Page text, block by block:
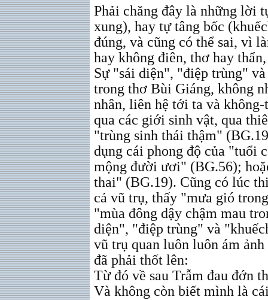
Phải chăng đây là những lời
xung), hay tự tâng bốc
đúng, và cũng có thể sai, vì
hay không điên, thơ hay
Sự "sái diện", "điệp trùng"
trong thơ Bùi Giáng, không
nhân, liên hệ tới ta và
qua các giới sinh vật, qua
"trùng sinh thái thậm"
dụng cái phong độ của "tuổi
mộng đười ươi" (BG.56);
thai" (BG.19). Cũng có lúc
cả vũ trụ, thấy "mưa gió
"mùa đông dậy chậm mau
diện", "điệp trùng" và
vũ trụ quan luôn luôn ám
đã phải thốt lên:
Từ đó về sau Trẫm đau đớn
Và không còn biết mình là